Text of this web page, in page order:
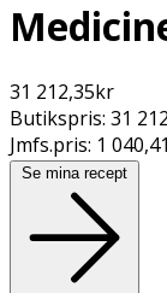
31 212,35kr
Butikspris: 31
Jmfs.pris: 1
Se mina recept